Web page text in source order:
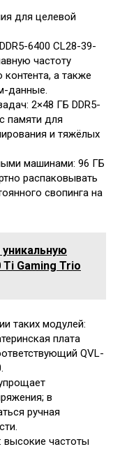
для целевой
6400 CL28-39-
частоту
а также
данные.
2×48 ГБ DDR5-
памяти для
и тяжёлых
машинами: 96 ГБ
распаковывать
свопинга на
уникальную
Ti Gaming Trio
таких модулей:
плата
QVL-
в
ручная
высокие частоты